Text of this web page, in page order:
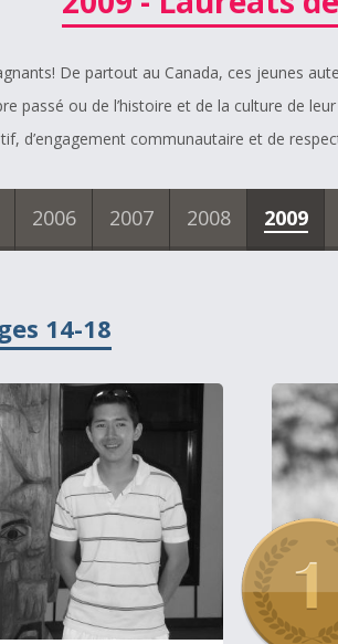
De partout au Canada, ces jeunes
passé ou de l’histoire et de la culture de
d’engagement communautaire et de
2006 2007 2008 2009
14-18